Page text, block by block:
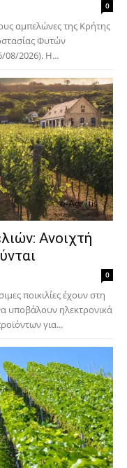
0
αμπελώνες της Κρήτης
Φυτών
08/2026). Η...
Ανοιχτή
0
ποικιλίες έχουν στη
υποβάλουν ηλεκτρονικά
για...